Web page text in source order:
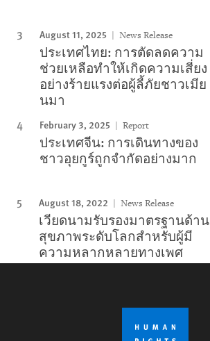
August 11, 2025 News Release
ประเทศไทย: การตัดลดความ
ช่วยเหลือทำให้เกิดความเสี่ยง
อย่างร้ายแรงต่อผู้ลี้ภัยชาวเมีย
นมา
February 3, 2025 Report
ประเทศจีน: การเดินทางของ
ชาวอุยกูร์ถูกจำกัดอย่างมาก
August 18, 2022 News Release
เวียดนามรับรองมาตรฐานด้าน
สุขภาพระดับโลกสำหรับผู้มี
ความหลากหลายทางเพศ